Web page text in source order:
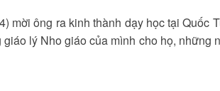
mời ông ra kinh thành dạy học tại Quốc
lý Nho giáo của mình cho họ, những